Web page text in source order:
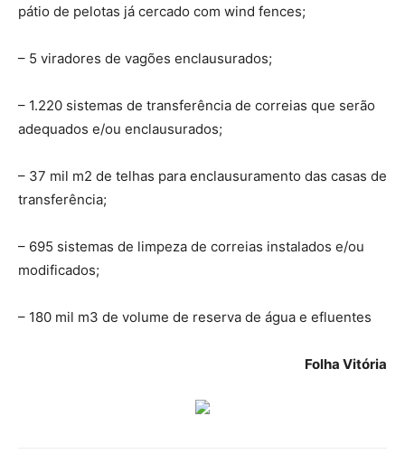
pátio de pelotas já cercado com wind fences;
– 5 viradores de vagões enclausurados;
– 1.220 sistemas de transferência de correias que serão
adequados e/ou enclausurados;
– 37 mil m2 de telhas para enclausuramento das casas de
transferência;
– 695 sistemas de limpeza de correias instalados e/ou
modificados;
– 180 mil m3 de volume de reserva de água e efluentes
Folha Vitória